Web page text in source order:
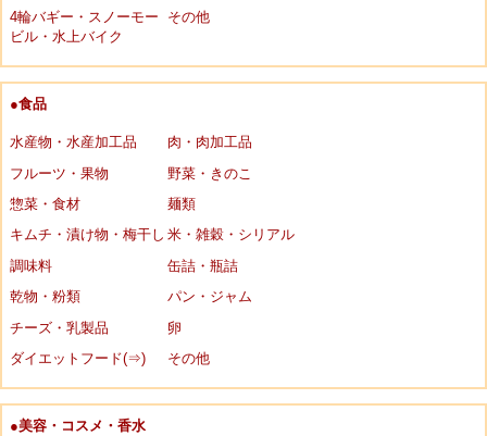
4輪バギー・スノーモー
ビル・水上バイク
その他
●食品
水産物・水産加工品
肉・肉加工品
フルーツ・果物
野菜・きのこ
惣菜・食材
麺類
キムチ・漬け物・梅干し 米・雑穀・シリアル
調味料
缶詰・瓶詰
乾物・粉類
パン・ジャム
チーズ・乳製品
卵
ダイエットフード(⇒)
その他
●美容・コスメ・香水